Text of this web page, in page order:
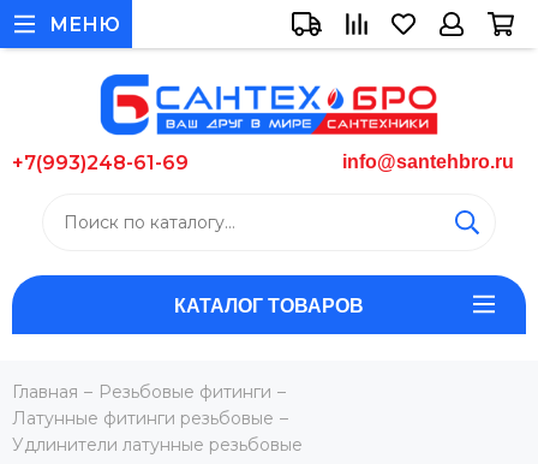
+7(993)248-61-69 info@santehbro.ru
КАТАЛОГ ТОВАРОВ
МЕНЮ
Главная
Резьбовые фитинги
Латунные фитинги резьбовые
Удлинители латунные резьбовые